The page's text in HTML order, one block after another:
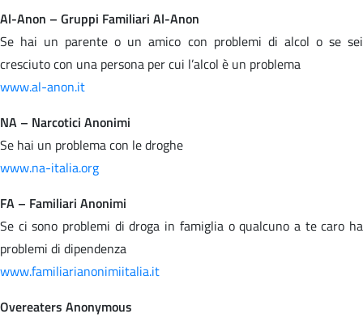
Al-Anon – Gruppi Familiari Al-Anon
Se hai un parente o un amico con problemi di alcol o se sei
cresciuto con una persona per cui l’alcol è un problema
www.al-anon.it
NA – Narcotici Anonimi
Se hai un problema con le droghe
www.na-italia.org
FA – Familiari Anonimi
Se ci sono problemi di droga in famiglia o qualcuno a te caro ha
problemi di dipendenza
www.familiarianonimiitalia.it
Overeaters Anonymous